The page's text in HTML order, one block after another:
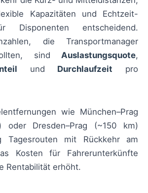
Kapazitäten und Echtzeit-
Disponenten entscheidend.
die Transportmanager
sind Auslastungsquote,
und Durchlaufzeit pro
wie München–Prag
oder Dresden–Prag (~150 km)
Tagesrouten mit Rückkehr am
Kosten für Fahrerunterkünfte
Rentabilität erhöht.